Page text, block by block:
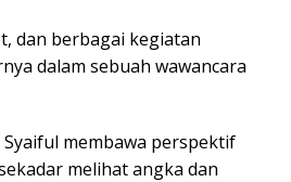
dan berbagai kegiatan
dalam sebuah wawancara
membawa perspektif
melihat angka dan